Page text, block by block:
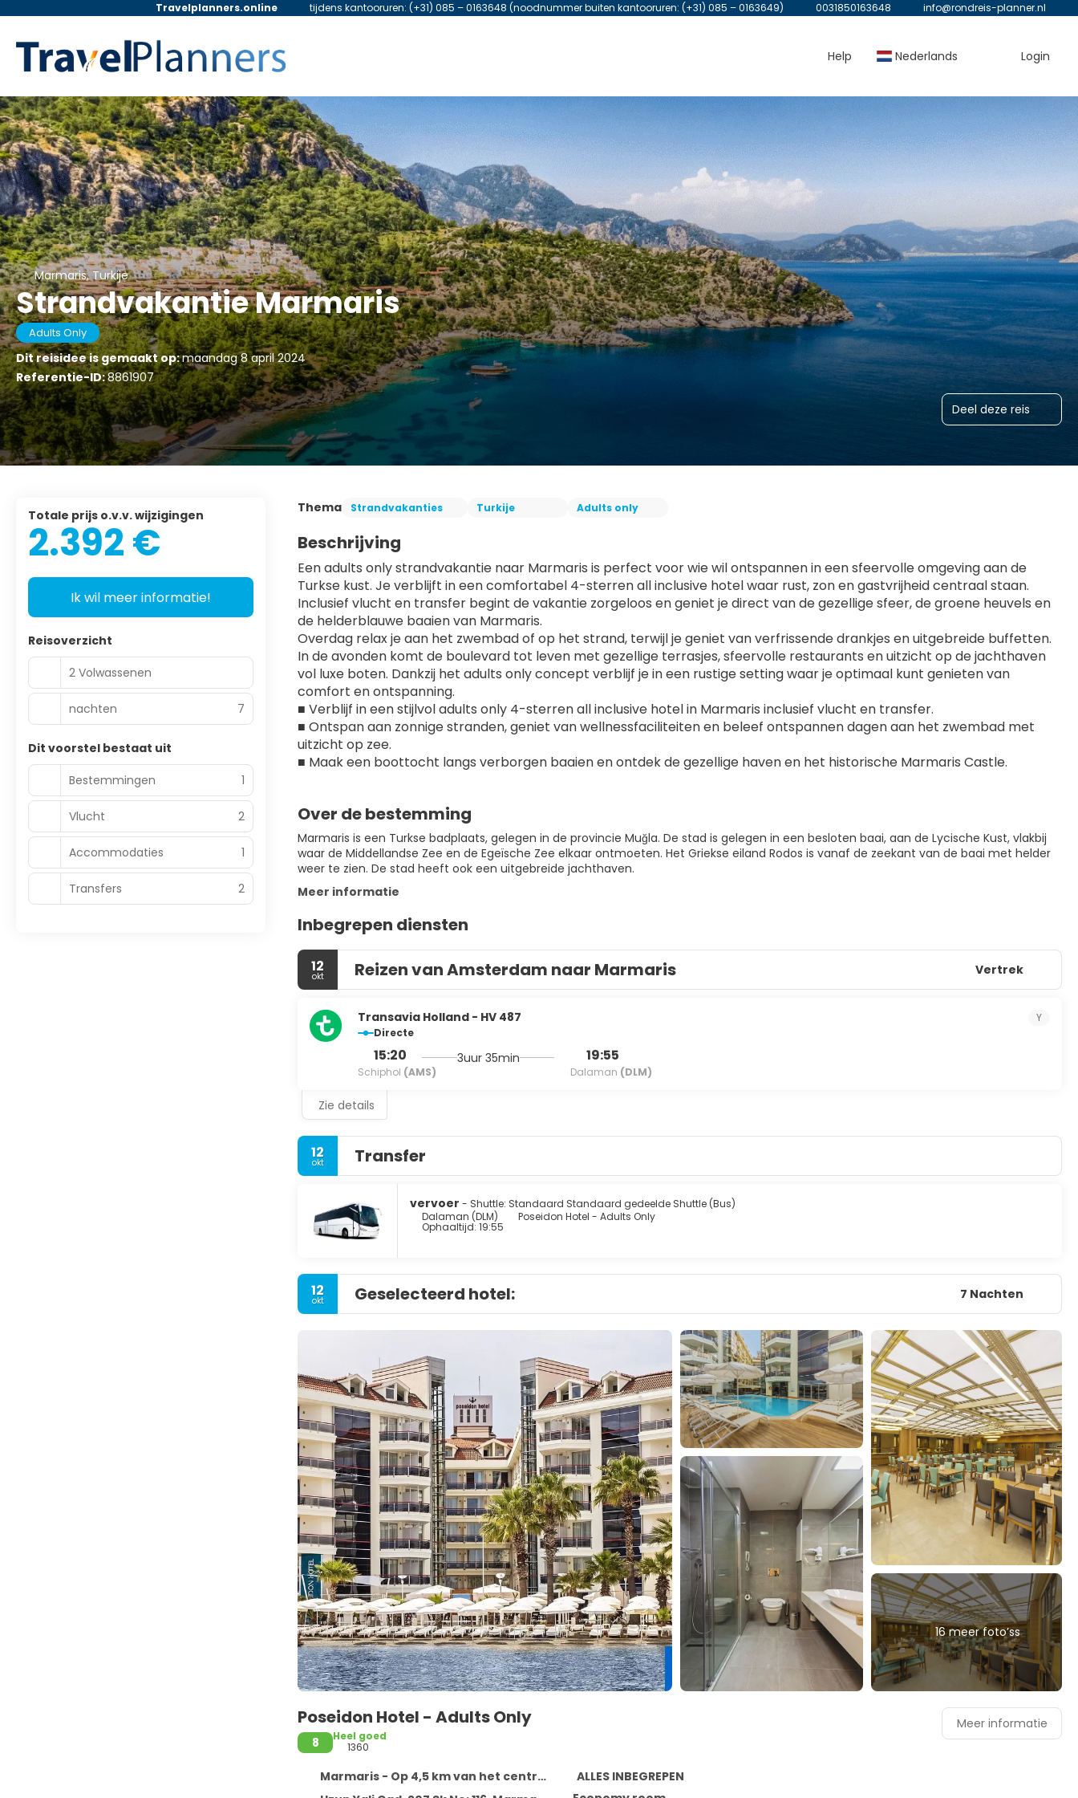
Travelplanners.online tijdens kantooruren: (+31) 085 – 0163648 (noodnummer buiten kantooruren: (+31) 085 – 0163649) 0031850163648 info@rondreis-planner.nl
Help Nederlands Login
Marmaris, Turkije
Strandvakantie Marmaris
Adults Only
Dit reisidee is gemaakt op:maandag 8 april 2024
Referentie-ID:8861907
Deel deze reis
Thema Strandvakanties Turkije Adults only
Beschrijving
Een adults only strandvakantie naar Marmaris is perfect voor wie wil ontspannen in een sfeervolle omgeving aan de
Turkse kust. Je verblijft in een comfortabel 4-sterren all inclusive hotel waar rust, zon en gastvrijheid centraal staan.
Inclusief vlucht en transfer begint de vakantie zorgeloos en geniet je direct van de gezellige sfeer, de groene heuvels en
de helderblauwe baaien van Marmaris.
Overdag relax je aan het zwembad of op het strand, terwijl je geniet van verfrissende drankjes en uitgebreide buffetten.
In de avonden komt de boulevard tot leven met gezellige terrasjes, sfeervolle restaurants en uitzicht op de jachthaven
vol luxe boten. Dankzij het adults only concept verblijf je in een rustige setting waar je optimaal kunt genieten van
comfort en ontspanning.
■ Verblijf in een stijlvol adults only 4-sterren all inclusive hotel in Marmaris inclusief vlucht en transfer.
■ Ontspan aan zonnige stranden, geniet van wellnessfaciliteiten en beleef ontspannen dagen aan het zwembad met
uitzicht op zee.
■ Maak een boottocht langs verborgen baaien en ontdek de gezellige haven en het historische Marmaris Castle.
Over de bestemming
Marmaris is een Turkse badplaats, gelegen in de provincie Muğla. De stad is gelegen in een besloten baai, aan de Lycische Kust, vlakbij
waar de Middellandse Zee en de Egeïsche Zee elkaar ontmoeten. Het Griekse eiland Rodos is vanaf de zeekant van de baai met helder
weer te zien. De stad heeft ook een uitgebreide jachthaven.
Meer informatie
Inbegrepen diensten
12
okt Reizen van Amsterdam naar Marmaris Vertrek
Transavia Holland - HV 487
Directe
15:20
Schiphol (AMS)
3uur 35min 19:55
Dalaman (DLM)
Y
Zie details
12
okt Transfer
vervoer - Shuttle: Standaard Standaard gedeelde Shuttle (Bus)
Dalaman (DLM)
Poseidon Hotel - Adults Only
Ophaaltijd: 19:55
12
okt Geselecteerd hotel: 7 Nachten
16 meer foto’ss
Poseidon Hotel - Adults Only
8
Heel goed
1360
Marmaris - Op 4,5 km van het centrum
ALLES INBEGREPEN
Meer informatie
Totale prijs o.v.v. wijzigingen
2.392 €
Ik wil meer informatie!
Reisoverzicht
2 Volwassenen
nachten 7
Dit voorstel bestaat uit
Bestemmingen
1
Vlucht 2
Accommodaties 1
Transfers 2